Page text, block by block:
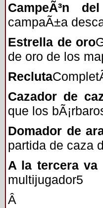
CampeÃ³n
campaÃ±a
Estrella de oro
de oro de los
Recluta
Cazador de
que los
Domador de
partida de caza
A la tercera va
multijugador5
Â